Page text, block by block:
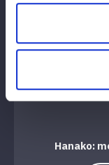
Hanako: